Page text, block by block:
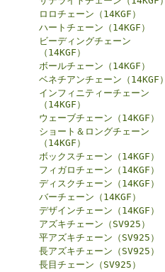
ロロチェーン（14KGF）
ハートチェーン（14KGF）
ビーディングチェーン
（14KGF）
ボールチェーン（14KGF）
ベネチアンチェーン（14KGF）
インフィニティーチェーン
（14KGF）
ウェーブチェーン（14KGF）
ショート＆ロングチェーン
（14KGF）
ボックスチェーン（14KGF）
フィガロチェーン（14KGF）
ディスクチェーン（14KGF）
バーチェーン（14KGF）
デザインチェーン（14KGF）
アズキチェーン（SV925）
平アズキチェーン（SV925）
長アズキチェーン（SV925）
長目チェーン（SV925）